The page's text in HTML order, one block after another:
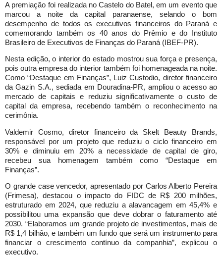
A premiação foi realizada no Castelo do Batel, em um evento que
marcou a noite da capital paranaense, selando o bom
desempenho de todos os executivos financeiros do Paraná e
comemorando também os 40 anos do Prêmio e do Instituto
Brasileiro de Executivos de Finanças do Paraná (IBEF-PR).
Nesta edição, o interior do estado mostrou sua força e presença,
pois outra empresa do interior também foi homenageada na noite.
Como “Destaque em Finanças”, Luiz Custodio, diretor financeiro
da Gazin S.A., sediada em Douradina-PR, ampliou o acesso ao
mercado de capitais e reduziu significativamente o custo de
capital da empresa, recebendo também o reconhecimento na
cerimônia.
Valdemir Cosmo, diretor financeiro da Skelt Beauty Brands,
responsável por um projeto que reduziu o ciclo financeiro em
30% e diminuiu em 20% a necessidade de capital de giro,
recebeu sua homenagem também como “Destaque em
Finanças”.
O grande case vencedor, apresentado por Carlos Alberto Pereira
(Frimesa), destacou o impacto do FIDC de R$ 200 milhões,
estruturado em 2024, que reduziu a alavancagem em 45,4% e
possibilitou uma expansão que deve dobrar o faturamento até
2030. “Elaboramos um grande projeto de investimentos, mais de
R$ 1,4 bilhão, e também um fundo que será um instrumento para
financiar o crescimento contínuo da companhia”, explicou o
executivo.